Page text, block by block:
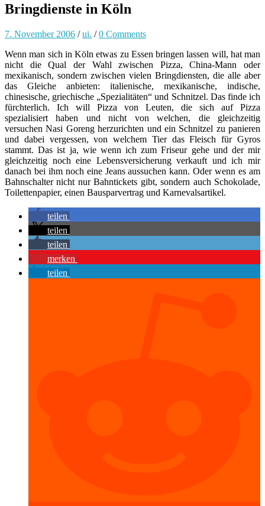
Bringdienste in Köln
7. November 2006 /ui. /0 Comments
Wenn man sich in Köln etwas zu Essen bringen lassen will, hat man
nicht die Qual der Wahl zwischen Pizza, China-Mann oder
mexikanisch, sondern zwischen vielen Bringdiensten, die alle aber
das Gleiche anbieten: italienische, mexikanische, indische,
chinesische, griechische „Spezialitäten“ und Schnitzel. Das finde ich
fürchterlich. Ich will Pizza von Leuten, die sich auf Pizza
spezialisiert haben und nicht von welchen, die gleichzeitig
versuchen Nasi Goreng herzurichten und ein Schnitzel zu panieren
und dabei vergessen, von welchem Tier das Fleisch für Gyros
stammt. Das ist ja, wie wenn ich zum Friseur gehe und der mir
gleichzeitig noch eine Lebensversicherung verkauft und ich mir
danach bei ihm noch eine Jeans aussuchen kann. Oder wenn es am
Bahnschalter nicht nur Bahntickets gibt, sondern auch Schokolade,
Toilettenpapier, einen Bausparvertrag und Karnevalsartikel.
teilen
teilen
teilen
merken
teilen